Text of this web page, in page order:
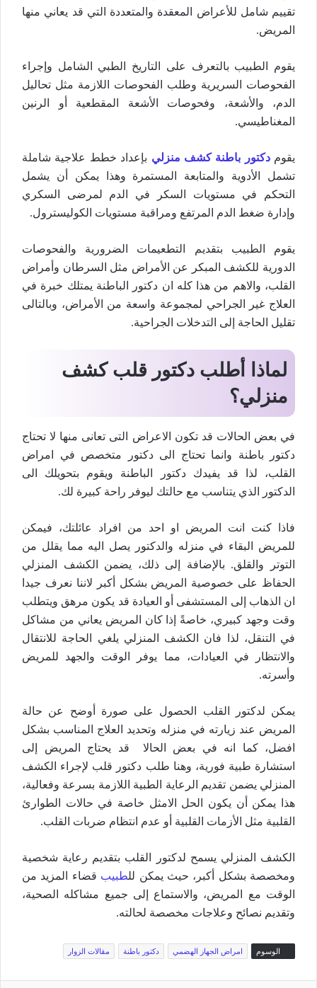
تقييم شامل للأعراض المعقدة والمتعددة التي قد يعاني منها
المريض.
يقوم الطبيب بالتعرف على التاريخ الطبي الشامل وإجراء
الفحوصات السريرية وطلب الفحوصات اللازمة مثل تحاليل
الدم، والأشعة، وفحوصات الأشعة المقطعية أو الرنين
المغناطيسي.
يقومدكتور باطنة كشف منزلي بإعداد خطط علاجية شاملة
تشمل الأدوية والمتابعة المستمرة وهذا يمكن أن يشمل
التحكم في مستويات السكر في الدم لمرضى السكري
وإدارة ضغط الدم المرتفع ومراقبة مستويات الكوليسترول.
يقوم الطبيب بتقديم التطعيمات الضرورية والفحوصات
الدورية للكشف المبكر عن الأمراض مثل السرطان وأمراض
القلب، والاهم من هذا كله ان دكتور الباطنة يمتلك خبرة في
العلاج غير الجراحي لمجموعة واسعة من الأمراض، وبالتالى
تقليل الحاجة إلى التدخلات الجراحية.
لماذا أطلب دكتور قلب كشف
منزلي؟
في بعض الحالات قد تكون الاعراض التى تعانى منها لا تحتاج
دكتور باطنة وانما تحتاج الى دكتور متخصص في امراض
القلب، لذا قد يفيدك دكتور الباطنة ويقوم بتحويلك الى
الدكتور الذي يتناسب مع حالتك ليوفر راحة كبيرة لك.
فاذا كنت انت المريض او احد من افراد عائلتك، فيمكن
للمريض البقاء في منزله والدكتور يصل اليه مما يقلل من
التوتر والقلق. بالإضافة إلى ذلك، يضمن الكشف المنزلي
الحفاظ على خصوصية المريض بشكل أكبر لاننا نعرف جيدا
ان الذهاب إلى المستشفى أو العيادة قد يكون مرهق ويتطلب
وقت وجهد كبيري، خاصةً إذا كان المريض يعاني من مشاكل
في التنقل، لذا فان الكشف المنزلي يلغي الحاجة للانتقال
والانتظار في العيادات، مما يوفر الوقت والجهد للمريض
وأسرته.
يمكن لدكتور القلب الحصول على صورة أوضح عن حالة
المريض عند زيارته في منزله وتحديد العلاج المناسب بشكل
افضل، كما انه في بعض الحالا قد يحتاج المريض إلى
استشارة طبية فورية، وهنا طلب دكتور قلب لإجراء الكشف
المنزلي يضمن تقديم الرعاية الطبية اللازمة بسرعة وفعالية،
هذا يمكن أن يكون الحل الامثل خاصة في حالات الطوارئ
القلبية مثل الأزمات القلبية أو عدم انتظام ضربات القلب.
الكشف المنزلي يسمح لدكتور القلب بتقديم رعاية شخصية
ومخصصة بشكل أكبر، حيث يمكن للطبيب قضاء المزيد من
الوقت مع المريض، والاستماع إلى جميع مشاكله الصحية،
وتقديم نصائح وعلاجات مخصصة لحالته.
الوسوم امراض الجهاز الهضمي دكتور باطنة مقالات الزوار